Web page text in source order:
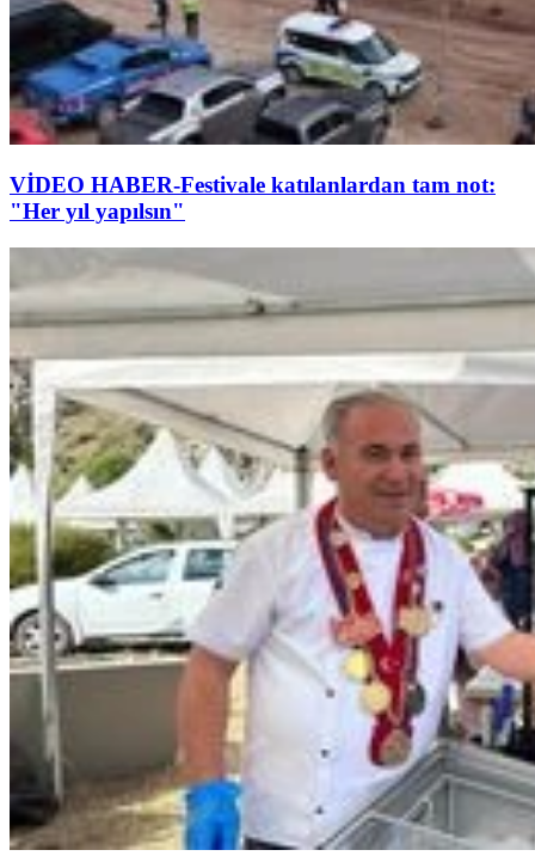
VİDEO HABER-Festivale katılanlardan tam not:
"Her yıl yapılsın"